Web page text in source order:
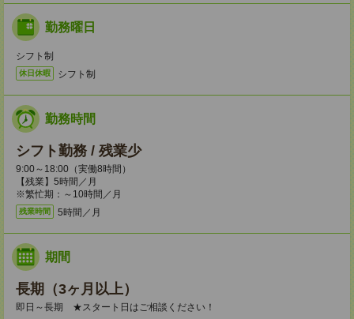
勤務曜日
シフト制
休日休暇 シフト制
勤務時間
シフト勤務 / 残業少
9:00～18:00（実働8時間）
【残業】5時間／月
※繁忙期：～10時間／月
残業時間 5時間／月
期間
長期（3ヶ月以上）
即日～長期 ★スタート日はご相談ください！